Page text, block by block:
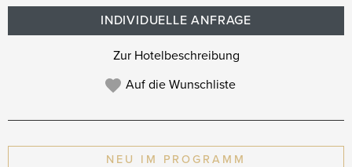
INDIVIDUELLE ANFRAGE
Zur Hotelbeschreibung
Auf die Wunschliste
NEU IM PROGRAMM